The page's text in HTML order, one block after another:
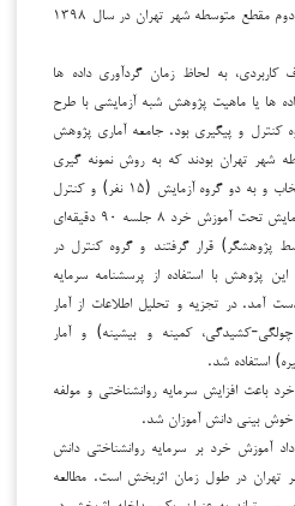
سرمایه روانشناختی دانش­آموزان دوره دوم مقطع متوسطه شهر تهران در سال ۱۳۹۸
به لحاظ زمان گردآوری داده ها
ها یا ماهیت پژوهش شبه آزمایشی با طرح
کنترل و پیگیری بود. جامعه آماری پژوهش
شهر تهران بودند که به روش نمونه گیری
خوشه ای تک مرحله ای ۳۰ نفر انتخاب و به دو گروه آزمایش (۱۵ نفر) و کنترل
(۱۵ نفر) تقسیم‌بندی شدند گروه آزمایش تحت آموزش خرد ۸ جلسه ۹۰ دقیقه‌ای
پژوهشگر) قرار گرفتند و گروه کنترل در
پژوهش با استفاده از پرسشنامه سرمایه
(مک گی، ۲۰۱۱) به دست آمد. در تجزیه و تحلیل اطلاعات از آمار
چولگی-کشیدگی، کمینه و بیشینه) و آمار
استفاده شد.
باعث افزایش سرمایه روانشناختی و مولفه
خوش بینی دانش آموزان شد.
آموزش خرد بر سرمایه روانشناختی دانش
تهران در طول زمان اثربخش است. مطالعه